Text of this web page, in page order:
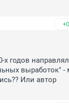
+0
годов
выработок" -
Или автор